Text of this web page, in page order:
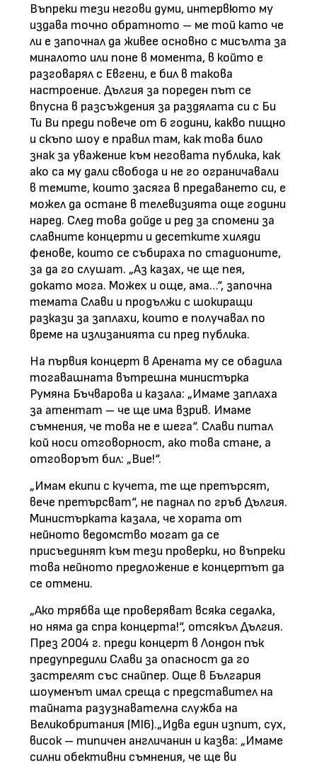
Въпреки тези негови думи, интервюто му
издава точно обратното – ме той като че
ли е започнал да живее основно с мисълта за
миналото или поне в момента, в който е
разговарял с Евгени, е бил в такова
настроение. Дългия за пореден път се
впусна в разсъждения за раздялата си с Би
Ти Ви преди повече от 6 години, какво пищно
и скъпо шоу е правил там, как това било
знак за уважение към неговата публика, как
ако са му дали свобода и не го ограничавали
в темите, които засяга в предаването си, е
можел да остане в телевизията още години
наред. След това дойде и ред за спомени за
славните концерти и десетките хиляди
фенове, които се събираха по стадионите,
за да го слушат. „Аз казах, че ще пея,
докато мога. Можех и още, ама…“, започна
темата Слави и продължи с шокиращи
разкази за заплахи, които е получавал по
време на излизанията си пред публика.
На първия концерт в Арената му се обадила
тогавашната вътрешна министърка
Румяна Бъчварова и казала: „Имаме заплаха
за атентат – че ще има взрив. Имаме
съмнения, че това не е шега“. Слави питал
кой носи отговорност, ако това стане, а
отговорът бил: „Вие!“.
„Имам екипи с кучета, те ще претърсят,
вече претърсват“, не паднал по гръб Дългия.
Министърката казала, че хората от
нейното ведомство могат да се
присъединят към тези проверки, но въпреки
това нейното предложение е концертът да
се отмени.
„Ако трябва ще проверяват всяка седалка,
но няма да спра концерта!“, отсякъл Дългия.
През 2004 г. преди концерт в Лондон пък
предупредили Слави за опасност да го
застрелят със снайпер. Още в България
шоуменът имал среща с представител на
тайната разузнавателна служба на
Великобритания (MI6).„Идва един изпит, сух,
висок – типичен англичанин и казва: „Имаме
силни обективни съмнения, че ще ви